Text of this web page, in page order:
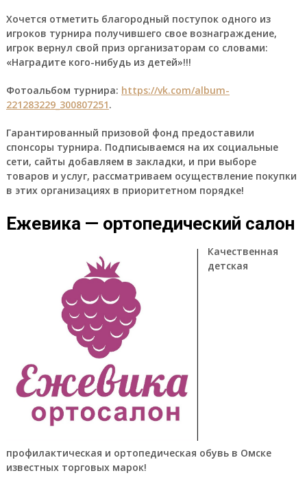
Хочется отметить благородный поступок одного из
игроков турнира получившего свое вознаграждение,
игрок вернул свой приз организаторам со словами:
«Наградите кого-нибудь из детей»!!!
Фотоальбом турнира: https://vk.com/album-
221283229_300807251.
Гарантированный призовой фонд предоставили
спонсоры турнира. Подписываемся на их социальные
сети, сайты добавляем в закладки, и при выборе
товаров и услуг, рассматриваем осуществление покупки
в этих организациях в приоритетном порядке!
Ежевика — ортопедический салон
Качественная
детская
профилактическая и ортопедическая обувь в Омске
известных торговых марок!